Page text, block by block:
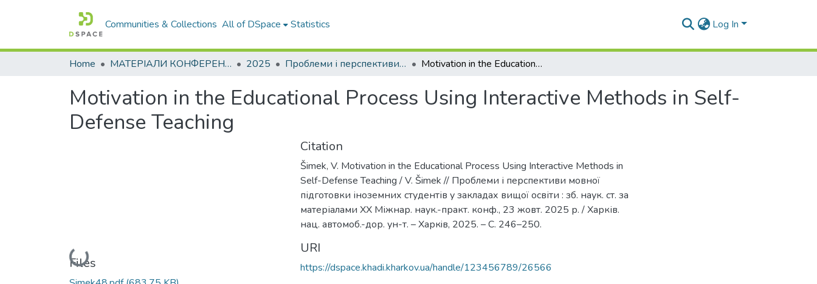
Communities & Collections All of DSpace Statistics Log In
Home МАТЕРІАЛИ КОНФЕРЕНЦІЙ 2025 Проблеми і перспективи мовної підготовки іноземних студентів у закладах вищої освіти Motivation in the Educational Process Using Interactive Methods in Self-Defense Teaching
Motivation in the Educational Process Using Interactive Methods in Self-
Defense Teaching
Loading...
Files
Citation
Šimek, V. Motivation in the Educational Process Using Interactive Methods in
Self-Defense Teaching / V. Šimek // Проблеми і перспективи мовної
підготовки іноземних студентів у закладах вищої освіти : зб. наук. ст. за
матеріалами ХХ Міжнар. наук.-практ. конф., 23 жовт. 2025 р. / Харків.
нац. автомоб.-дор. ун-т. – Харкiв, 2025. – С. 246–250.
URI
https://dspace.khadi.kharkov.ua/handle/123456789/26566